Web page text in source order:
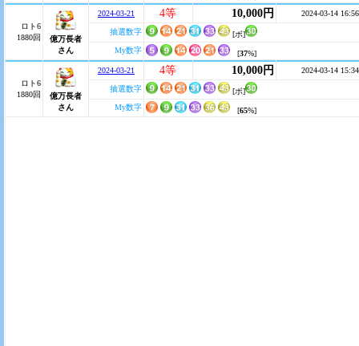
ロト6
1880回
億万長者
さん
2024-03-21 4等 10,000円 2024-03-14 16:56
抽選数字
[ボ]
My数字
[37%]
ロト6
1880回
億万長者
さん
2024-03-21 4等 10,000円 2024-03-14 15:34
抽選数字
[ボ]
My数字
[65%]